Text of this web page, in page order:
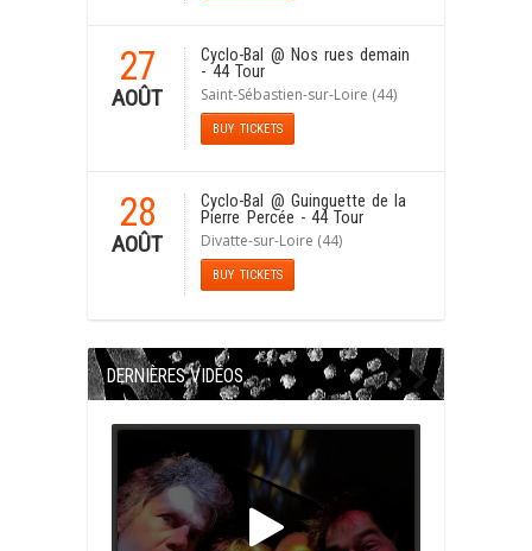
27
AOÛT
Cyclo-Bal @ Nos rues demain
- 44 Tour
Saint-Sébastien-sur-Loire (44)
BUY TICKETS
28
AOÛT
Cyclo-Bal @ Guinguette de la
Pierre Percée - 44 Tour
Divatte-sur-Loire (44)
BUY TICKETS
DERNIÈRES VIDÉOS